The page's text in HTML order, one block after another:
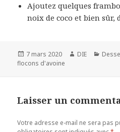
Ajoutez quelques
noix de coco et bien sûr,
Publié
le
7 mars 2020 Auteur
DIE
flocons d'avoine
Laisser un
Votre adresse e-mail ne sera pas